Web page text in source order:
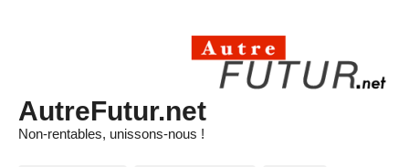
AutreFutur.net
Non-rentables, unissons-nous !